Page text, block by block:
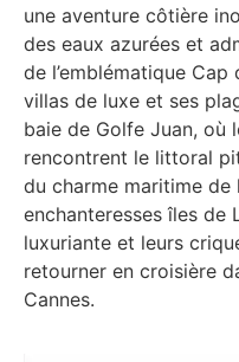
une aventure côtière
des eaux azurées et
de l’emblématique Cap
villas de luxe et ses
baie de Golfe Juan, où
rencontrent le littoral
du charme maritime
enchanteresses îles de
luxuriante et leurs
retourner en croisière
Cannes.